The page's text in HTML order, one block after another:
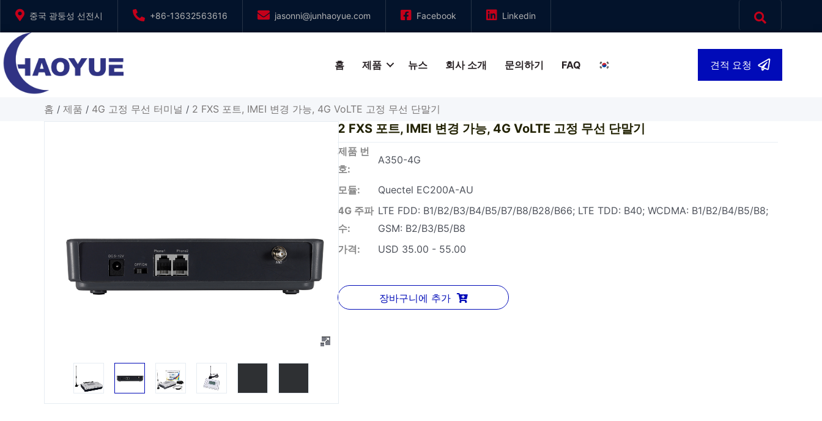
로
건
중국 광둥성 선전시 +86-13632563616 jasonni@junhaoyue.com Facebook Linkedin
홈 제품 뉴스 회사 소개 문의하기 FAQ 견적 요청
홈 / 제품 / 4G 고정 무선 터미널 / 2 FXS 포트, IMEI 변경 가능, 4G VoLTE 고정 무선 단말기
2 FXS 포트, IMEI 변경 가능, 4G VoLTE 고정 무선 단말기
제품 번
호:
A350-4G
모듈:
Quectel EC200A-AU
4G 주파
수:
LTE FDD: B1/B2/B3/B4/B5/B7/B8/B28/B66; LTE TDD: B40; WCDMA: B1/B2/B4/B5/B8;
GSM: B2/B3/B5/B8
가격:
USD 35.00 - 55.00
장바구니에 추가